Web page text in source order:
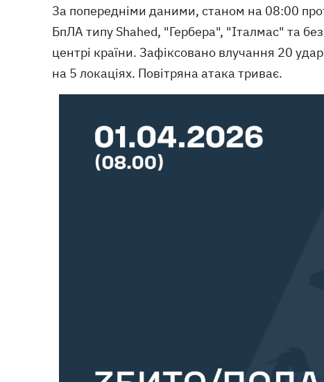
За попередніми даними, станом на 08:00
БпЛА типу Shahed, "Гербера", "Італмас" та
центрі країни. Зафіксовано влучання 20
на 5 локаціях. Повітряна атака триває.